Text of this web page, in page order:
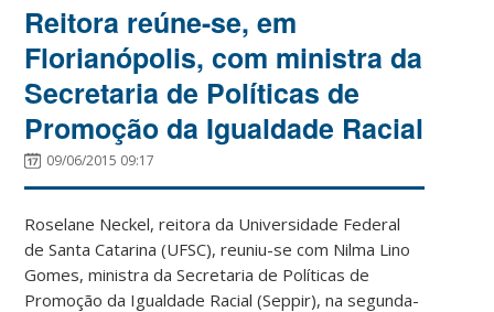
Reitora reúne-se, em
Florianópolis, com ministra da
Secretaria de Políticas de
Promoção da Igualdade Racial
09/06/2015 09:17
Roselane Neckel, reitora da Universidade Federal
de Santa Catarina (UFSC), reuniu-se com Nilma Lino
Gomes, ministra da Secretaria de Políticas de
Promoção da Igualdade Racial (Seppir), na segunda-